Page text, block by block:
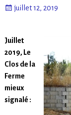
juillet 12, 2019
Juillet
2019, Le
Clos de la
Ferme
mieux
signalé :